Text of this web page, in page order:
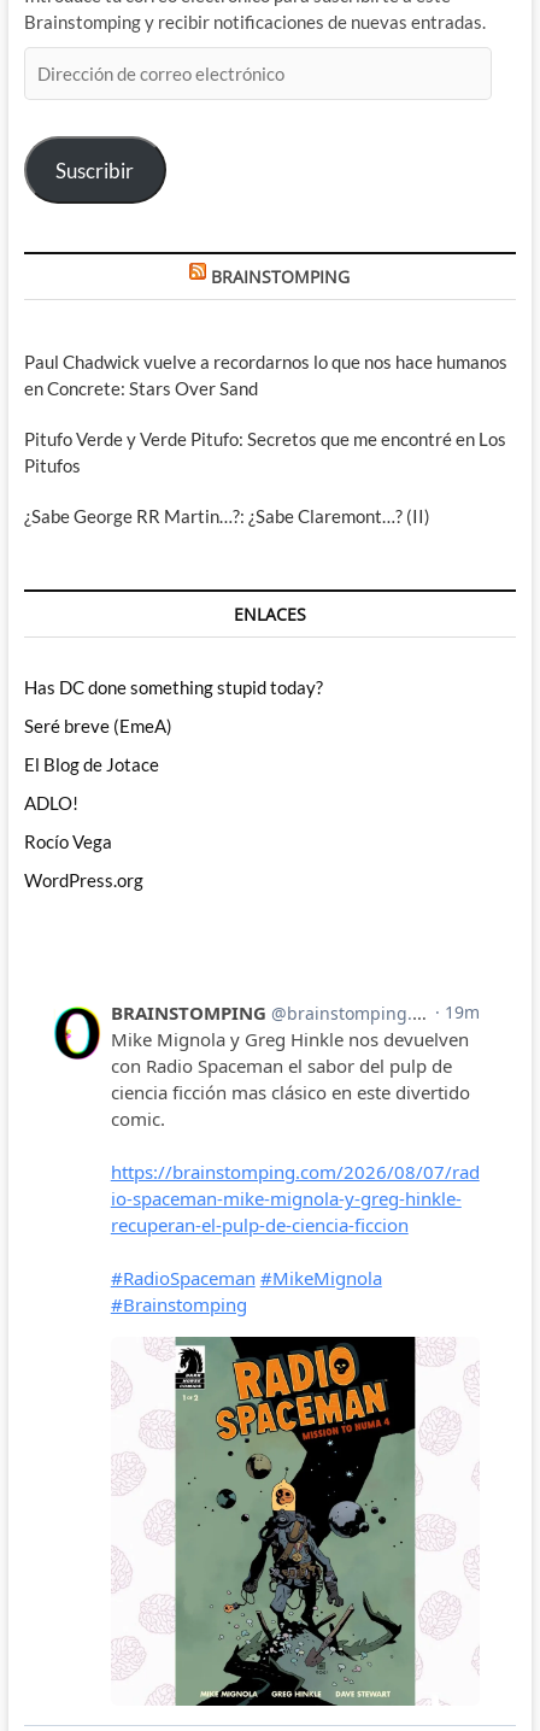
Brainstomping y recibir notificaciones de nuevas entradas.
de
electrónico
Suscribir
BRAINSTOMPING
Paul Chadwick vuelve a recordarnos lo que nos hace humanos
en Concrete: Stars Over Sand
Pitufo Verde y Verde Pitufo: Secretos que me encontré en Los
Pitufos
¿Sabe George RR Martin…?: ¿Sabe Claremont…? (II)
ENLACES
Has DC done something stupid today?
Seré breve (EmeA)
El Blog de Jotace
ADLO!
Rocío Vega
WordPress.org